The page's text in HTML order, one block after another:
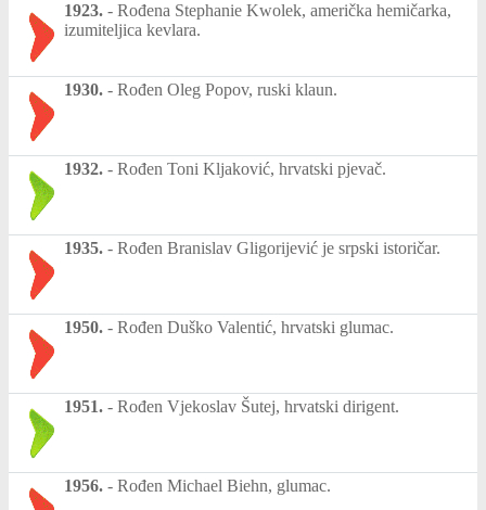
1923. - Rođena Stephanie Kwolek, američka hemičarka,
izumiteljica kevlara.
1930. - Rođen Oleg Popov, ruski klaun.
1932. - Rođen Toni Kljaković, hrvatski pjevač.
1935. - Rođen Branislav Gligorijević je srpski istoričar.
1950. - Rođen Duško Valentić, hrvatski glumac.
1951. - Rođen Vjekoslav Šutej, hrvatski dirigent.
1956. - Rođen Michael Biehn, glumac.